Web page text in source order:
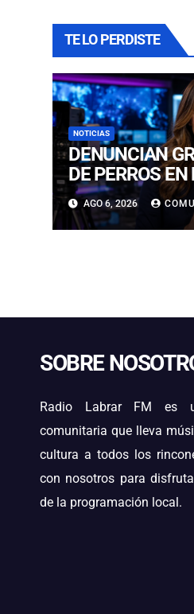
TE LO PERDISTE
NOTICIAS
DENUNCIAN
DE PERROS
Y BARRIO
COPIAPÓ
AGO 6, 2026
SOBRE
Radio Labrar FM es
comunitaria que lleva
cultura a todos los
con nosotros para
de la programación local.